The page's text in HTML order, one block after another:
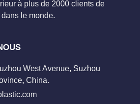
à plus de 2000 clients de
le monde.
West Avenue, Suzhou
China.